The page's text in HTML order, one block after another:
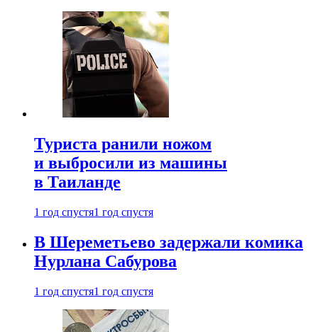
Туриста ранили ножом
и выбросили из машины
в Таиланде
1 год спустя1 год спустя
В Шереметьево задержали комика
Нурлана Сабурова
1 год спустя1 год спустя